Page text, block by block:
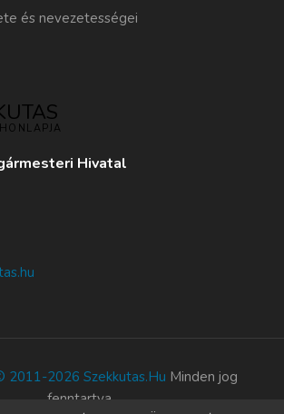
és nevezetességei
Hivatal
2011-2026 Szekkutas.hu Minden jog
fenntartva.